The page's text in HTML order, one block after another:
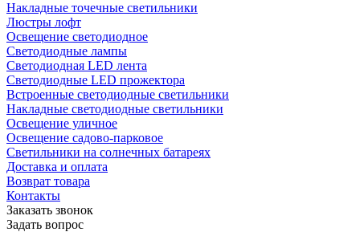
Накладные точечные светильники
Люстры лофт
Освещение светодиодное
Светодиодные лампы
Светодиодная LED лента
Светодиодные LED прожектора
Встроенные светодиодные светильники
Накладные светодиодные светильники
Освещение уличное
Освещение садово-парковое
Светильники на солнечных батареях
Доставка и оплата
Возврат товара
Контакты
Заказать звонок
Задать вопрос